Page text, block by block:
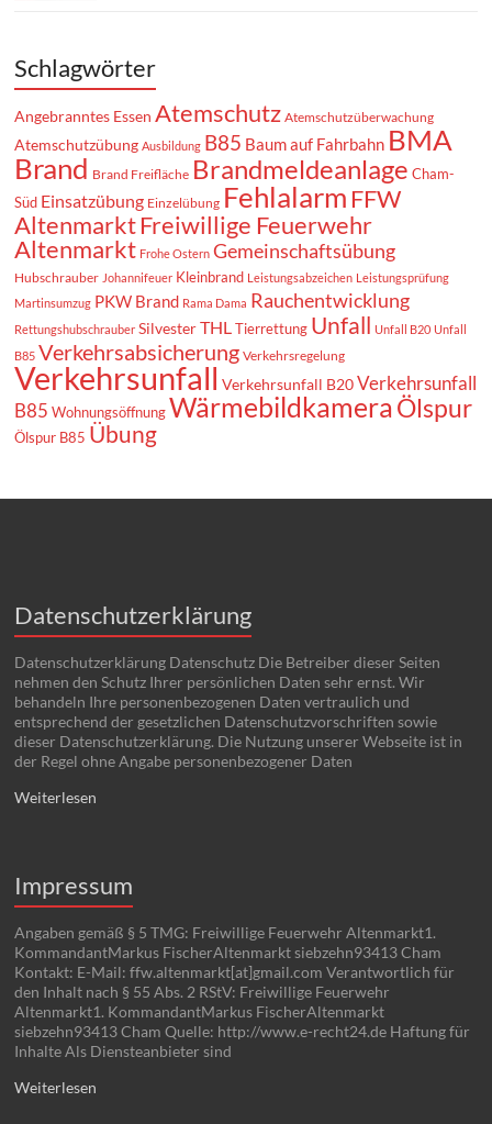
Schlagwörter
Angebranntes Essen Atemschutz Atemschutzüberwachung
Atemschutzübung Ausbildung B85 Baum auf Fahrbahn BMA
Brand Brand Freifläche Brandmeldeanlage Cham-
Süd Einsatzübung Einzelübung Fehlalarm FFW
AltenmarktFreiwillige Feuerwehr
Altenmarkt Frohe Ostern Gemeinschaftsübung
Hubschrauber Johannifeuer Kleinbrand Leistungsabzeichen Leistungsprüfung
Martinsumzug PKW Brand Rama Dama Rauchentwicklung
Rettungshubschrauber Silvester THL Tierrettung Unfall Unfall B20 Unfall
B85 Verkehrsabsicherung Verkehrsregelung
Verkehrsunfall Verkehrsunfall B20 Verkehrsunfall
B85 Wohnungsöffnung WärmebildkameraÖlspur
Ölspur B85 Übung
Datenschutzerklärung
Datenschutzerklärung Datenschutz Die Betreiber dieser Seiten
nehmen den Schutz Ihrer persönlichen Daten sehr ernst. Wir
behandeln Ihre personenbezogenen Daten vertraulich und
entsprechend der gesetzlichen Datenschutzvorschriften sowie
dieser Datenschutzerklärung. Die Nutzung unserer Webseite ist in
der Regel ohne Angabe personenbezogener Daten
Weiterlesen
Impressum
Angaben gemäß § 5 TMG: Freiwillige Feuerwehr Altenmarkt1.
KommandantMarkus FischerAltenmarkt siebzehn93413 Cham
Kontakt: E-Mail: ffw.altenmarkt[at]gmail.com Verantwortlich für
den Inhalt nach § 55 Abs. 2 RStV: Freiwillige Feuerwehr
Altenmarkt1. KommandantMarkus FischerAltenmarkt
siebzehn93413 Cham Quelle: http://www.e-recht24.de Haftung für
Inhalte Als Diensteanbieter sind
Weiterlesen